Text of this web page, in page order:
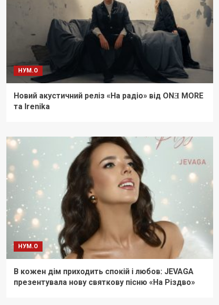
НУМ.О
Новий акустичний реліз «На радіо» від ONƎ MORE
та Irenika
НУМ.О
В кожен дім приходить спокій і любов: JEVAGA
презентувала нову святкову пісню «На Різдво»